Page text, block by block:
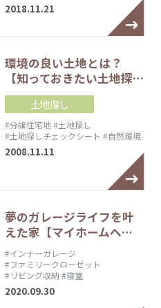
2018.11.21
環境の良い土地とは？
【知っておきたい土地探…
土地探し
#分譲住宅地#土地探し
#土地探しチェックシート #自然環境
2008.11.11
夢のガレージライフを叶
えた家【マイホームへ…
#インナーガレージ
#ファミリークローゼット
#リビング収納 #寝室
2020.09.30